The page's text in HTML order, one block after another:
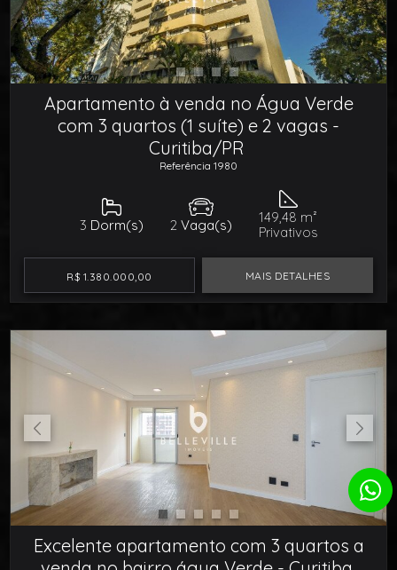
Apartamento à venda no Água Verde
com 3 quartos (1 suíte) e 2 vagas -
Curitiba/PR
Referência 1980
3 Dorm(s) 2 Vaga(s)
149,48 m²
Privativos
R$ 1.380.000,00 MAIS DETALHES
Excelente apartamento com 3 quartos a